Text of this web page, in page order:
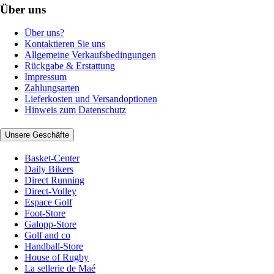
Über uns
Über uns?
Kontaktieren Sie uns
Allgemeine Verkaufsbedingungen
Rückgabe & Erstattung
Impressum
Zahlungsarten
Lieferkosten und Versandoptionen
Hinweis zum Datenschutz
Unsere Geschäfte
Basket-Center
Daily Bikers
Direct Running
Direct-Volley
Espace Golf
Foot-Store
Galopp-Store
Golf and co
Handball-Store
House of Rugby
La sellerie de Maé